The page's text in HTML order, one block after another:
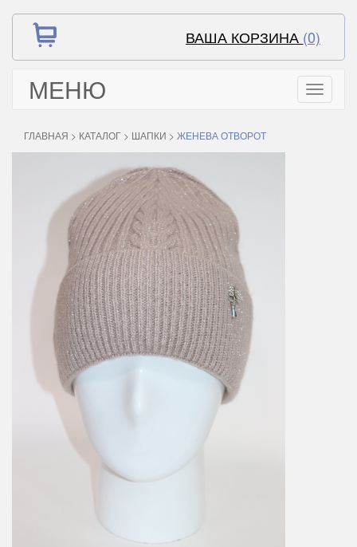
ВАША КОРЗИНА (0)
МЕНЮ
Toggle
ГЛАВНАЯ > КАТАЛОГ > ШАПКИ > ЖЕНЕВА ОТВОРОТ